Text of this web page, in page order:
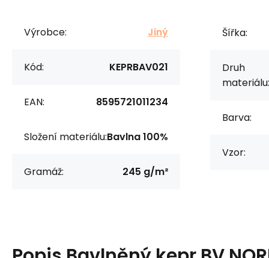
Výrobce: Jiný
Kód: KEPRBAV021
EAN: 8595721011234
Složení materiálu:Bavlna 100%
Gramáž: 245 g/m²
Šířka:
Druh
materiálu:
Barva:
Vzor: